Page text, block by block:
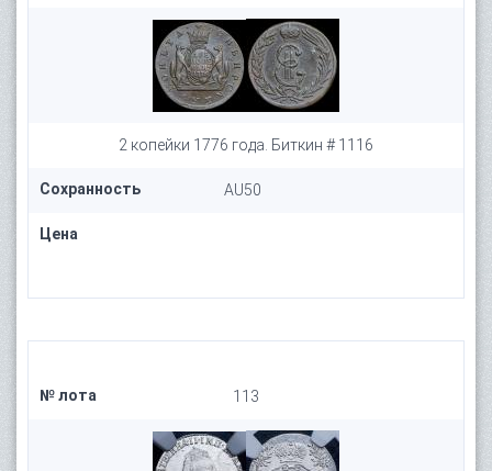
2 копейки 1776 года. Биткин # 1116
Сохранность AU50
Цена
№ лота 113